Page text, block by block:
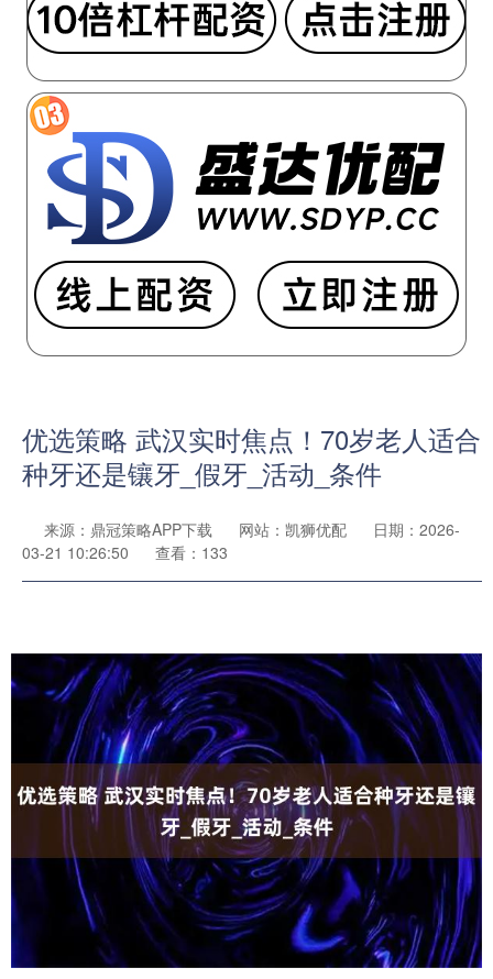
优选策略 武汉实时焦点！70岁老人适合
种牙还是镶牙_假牙_活动_条件
来源：鼎冠策略APP下载 网站：凯狮优配
日期：2026-
03-21 10:26:50
查看：133